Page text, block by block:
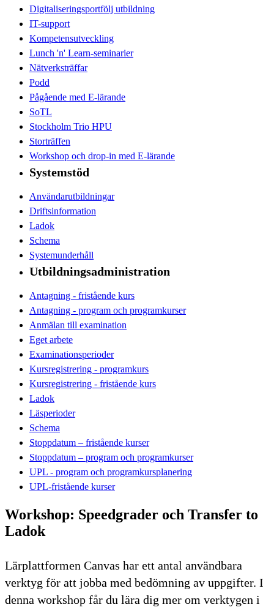
Digitaliseringsportfölj utbildning
IT-support
Kompetensutveckling
Lunch 'n' Learn-seminarier
Nätverksträffar
Podd
Pågående med E-lärande
SoTL
Stockholm Trio HPU
Storträffen
Workshop och drop-in med E-lärande
Systemstöd
Användarutbildningar
Driftsinformation
Ladok
Schema
Systemunderhåll
Utbildningsadministration
Antagning - fristående kurs
Antagning - program och programkurser
Anmälan till examination
Eget arbete
Examinationsperioder
Kursregistrering - programkurs
Kursregistrering - fristående kurs
Ladok
Läsperioder
Schema
Stoppdatum – fristående kurser
Stoppdatum – program och programkurser
UPL - program och programkursplanering
UPL-fristående kurser
Workshop: Speedgrader och Transfer to
Ladok
Lärplattformen Canvas har ett antal användbara
verktyg för att jobba med bedömning av uppgifter. I
denna workshop får du lära dig mer om verktygen i